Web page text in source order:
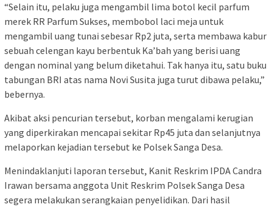
“Selain itu, pelaku juga mengambil lima botol kecil parfum
merek RR Parfum Sukses, membobol laci meja untuk
mengambil uang tunai sebesar Rp2 juta, serta membawa kabur
sebuah celengan kayu berbentuk Ka’bah yang berisi uang
dengan nominal yang belum diketahui. Tak hanya itu, satu buku
tabungan BRI atas nama Novi Susita juga turut dibawa pelaku,”
bebernya.
Akibat aksi pencurian tersebut, korban mengalami kerugian
yang diperkirakan mencapai sekitar Rp45 juta dan selanjutnya
melaporkan kejadian tersebut ke Polsek Sanga Desa.
Menindaklanjuti laporan tersebut, Kanit Reskrim IPDA Candra
Irawan bersama anggota Unit Reskrim Polsek Sanga Desa
segera melakukan serangkaian penyelidikan. Dari hasil